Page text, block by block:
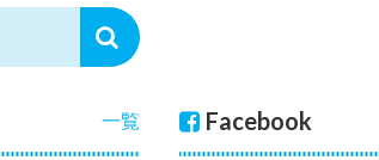
一覧 Facebook